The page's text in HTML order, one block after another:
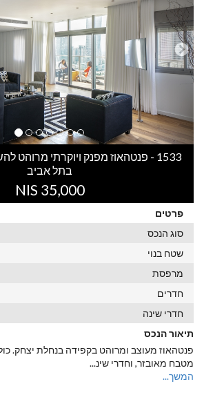
1533 - פנטהאוז מפנק ויוקרתי
בתל אביב
35,000 NIS
פרטים
סוג הנכס
שטח בנוי
מרפסת
חדרים
חדרי שינה
תיאור הנכס
פנטהאוז מעוצב ומרוהט בקפידה בנחלת יצחק.
מטבח מאובזר, וחדרי שינ...
המשך...